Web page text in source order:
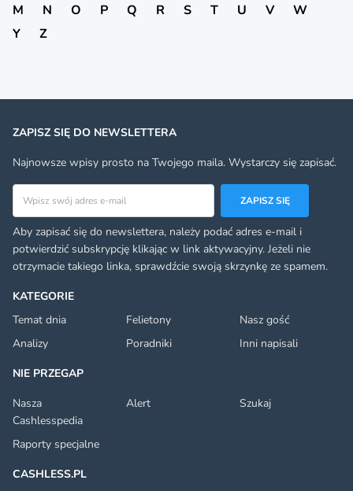
M
N O P Q R S T U V
W
Y
Z
KATEGORIE
Temat dnia
Felietony
Nasz gość
Analizy
Poradniki
Inni napisali
NIE PRZEGAP
Nasza
Cashlesspedia
Alert Szukaj
Raporty specjalne
CASHLESS.PL
ZAPISZ SIĘ DO NEWSLETTERA
Najnowsze wpisy prosto na Twojego maila. Wystarczy się zapisać.
Adres email
ZAPISZ SIĘ
Aby zapisać się do newslettera, należy podać adres e-mail i
potwierdzić subskrypcję klikając w link aktywacyjny. Jeżeli nie
otrzymacie takiego linka, sprawdźcie swoją skrzynkę ze spamem.